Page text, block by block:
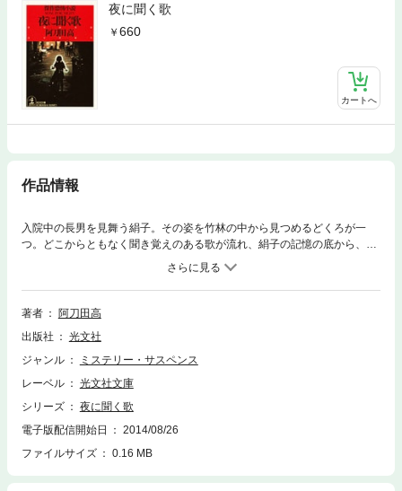
夜に聞く歌
660
カートへ
作品情報
入院中の長男を見舞う絹子。その姿を竹林の中から見つめるどくろが一
つ。どこからともなく聞き覚えのある歌が流れ、絹子の記憶の底から、あ
の男の言葉が甦る……。（「骨」） 死んだはずの昔の女。突然、蒸発し
た学生時代の友人……。短編の第一人者が描く一文字題名の摩訶不思議な
世界。あなたはもうこの恐怖から逃げられない。なるべく夜に読んでくだ
さい。
著者
阿刀田高
出版社
光文社
ジャンル
ミステリー・サスペンス
レーベル
光文社文庫
シリーズ
夜に聞く歌
電子版配信開始日
2014/08/26
ファイルサイズ
0.16 MB